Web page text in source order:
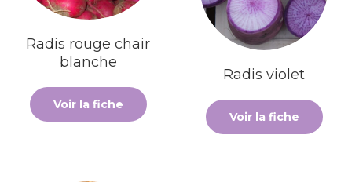
Radis rouge chair
blanche
Voir la fiche
Radis violet
Voir la fiche